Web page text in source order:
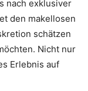
nach exklusiver
den makellosen
schätzen
Nicht nur
Erlebnis auf